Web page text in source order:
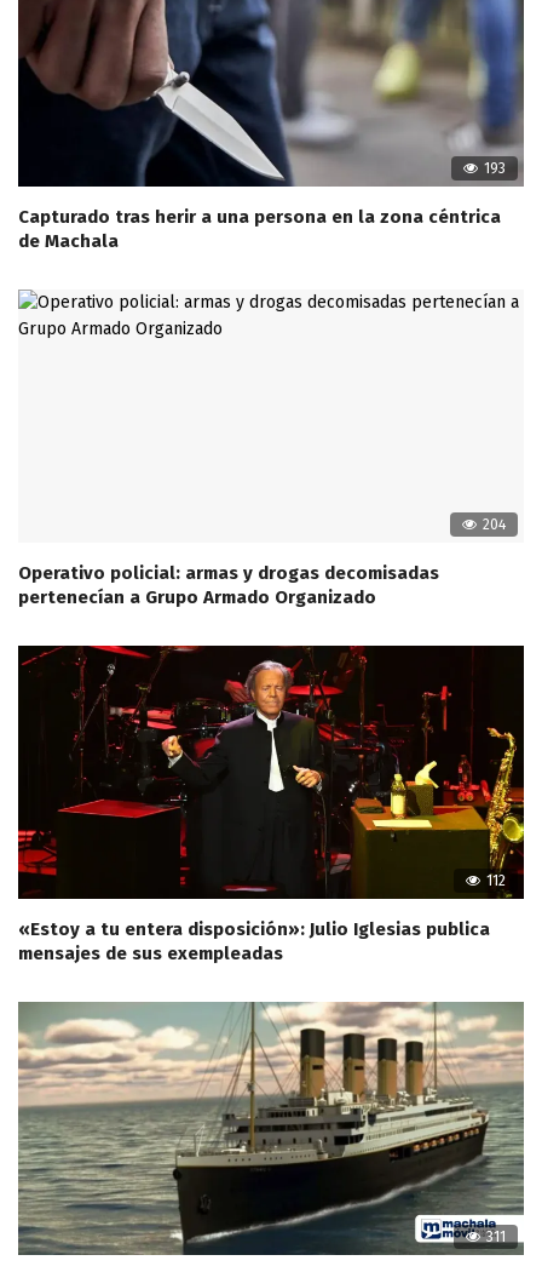
193
Capturado tras herir a una persona en la zona céntrica
de Machala
204
Operativo policial: armas y drogas decomisadas
pertenecían a Grupo Armado Organizado
112
«Estoy a tu entera disposición»: Julio Iglesias publica
mensajes de sus exempleadas
311